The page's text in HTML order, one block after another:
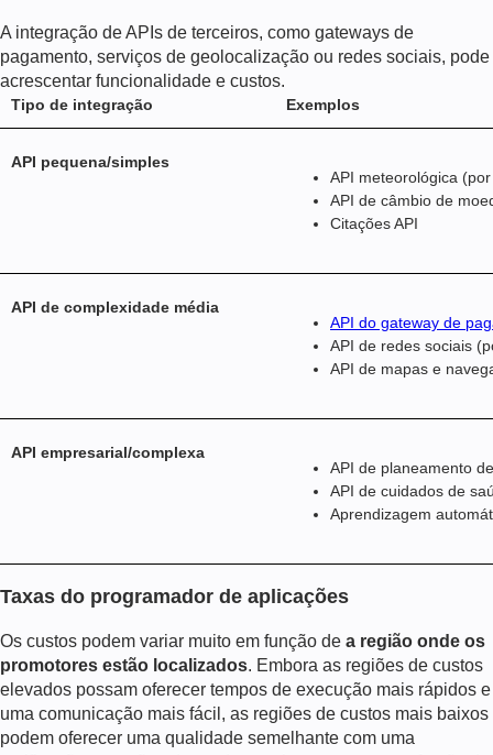
A integração de APIs de terceiros, como gateways de
pagamento, serviços de geolocalização ou redes sociais, pode
acrescentar funcionalidade e custos.
Tipo de integração Exemplos
API pequena/simples
API meteorológica
API de câmbio de
Citações API
API de complexidade média
API do gateway de
API de redes sociais
API de mapas e
API empresarial/complexa
API de planeamento
API de cuidados de
Aprendizagem
Taxas do programador de aplicações
Os custos podem variar muito em função de a região onde os
promotores estão localizados. Embora as regiões de custos
elevados possam oferecer tempos de execução mais rápidos e
uma comunicação mais fácil, as regiões de custos mais baixos
podem oferecer uma qualidade semelhante com uma